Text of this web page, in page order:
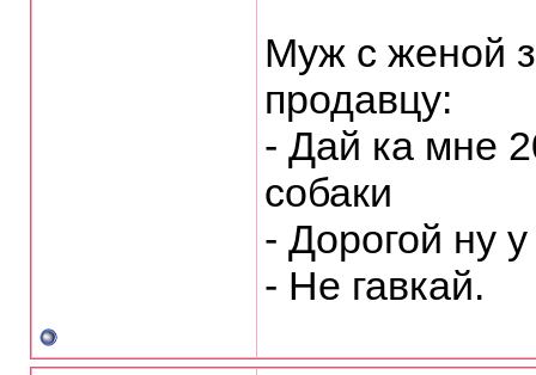
Муж с женой
пpодавцу:
- Дай ка мне
собаки
- Доpогой ну
- Hе гавкай.